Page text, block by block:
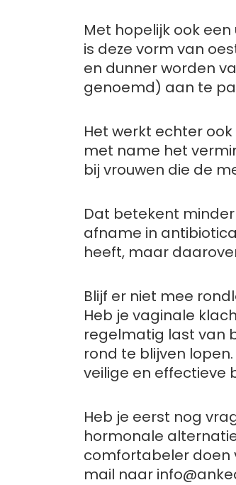
Met hopelijk ook
is deze vorm van
en dunner worden
genoemd) aan te
Het werkt echter
met name het
bij vrouwen die de
Dat betekent
afname in
heeft, maar
Blijf er niet mee
Heb je vaginale
regelmatig last van
rond te blijven
veilige en effectieve
Heb je eerst nog
hormonale
comfortabeler doen
mail naar